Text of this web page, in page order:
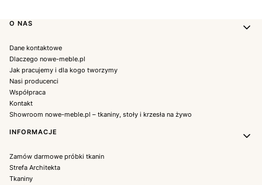
Linki w stopce
O NAS
Dane kontaktowe
Dlaczego nowe-meble.pl
Jak pracujemy i dla kogo tworzymy
Nasi producenci
Współpraca
Kontakt
Showroom nowe-meble.pl – tkaniny, stoły i krzesła na żywo
INFORMACJE
Zamów darmowe próbki tkanin
Strefa Architekta
Tkaniny